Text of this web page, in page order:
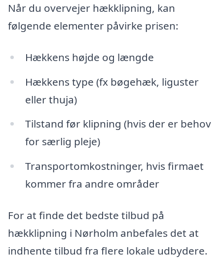
Når du overvejer hækklipning, kan
følgende elementer påvirke prisen:
Hækkens højde og længde
Hækkens type (fx bøgehæk, liguster
eller thuja)
Tilstand før klipning (hvis der er behov
for særlig pleje)
Transportomkostninger, hvis firmaet
kommer fra andre områder
For at finde det bedste tilbud på
hækklipning i Nørholm anbefales det at
indhente tilbud fra flere lokale udbydere.